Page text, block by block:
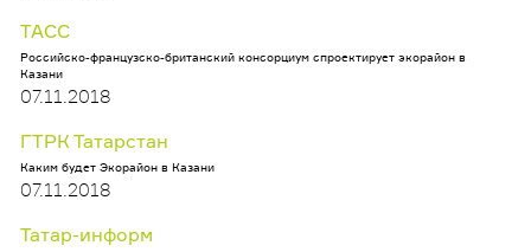
ТАСС
Российско-французско-британский консорциум спроектирует экорайон в
Казани
07.11.2018
ГТРК Татарстан
Каким будет Экорайон в Казани
07.11.2018
Татар-информ